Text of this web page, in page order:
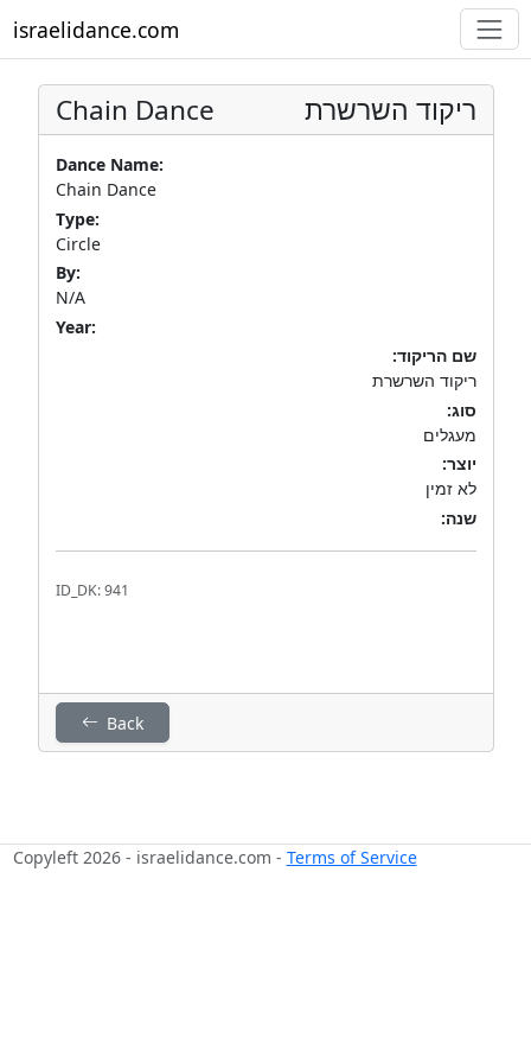
israelidance.com
Chain Dance ריקוד השרשרת
Dance Name:
Chain Dance
Type:
Circle
By:
N/A
Year:
שם הריקוד:
ריקוד השרשרת
סוג:
מעגלים
יוצר:
לא זמין
שנה:
ID_DK: 941
Back
Copyleft 2026 - israelidance.com - Terms of Service